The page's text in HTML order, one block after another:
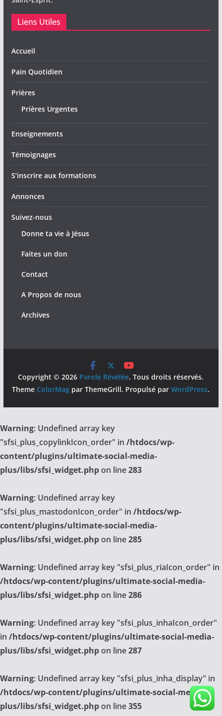
Liens Utiles
Accueil
Pain Quotidien
Prières
Prières Urgentes
Enseignements
Témoignages
S’inscrire aux formations
Annonces
Suivez-nous
Donne ta vie à Jésus
Faites un don
Contact
A Propos de nous
Archives
Copyright © 2026 Parole Révélée. Tous droits réservés.
Theme ColorMag par ThemeGrill. Propulsé parWordPress.
Warning: Undefined array key
"sfsi_plus_copylinkIcon_order" in /htdocs/wp-
content/plugins/ultimate-social-media-
plus/libs/sfsi_widget.phpon line283
Warning: Undefined array key
"sfsi_plus_mastodonIcon_order" in /htdocs/wp-
content/plugins/ultimate-social-media-
plus/libs/sfsi_widget.phpon line285
Warning: Undefined array key "sfsi_plus_riaIcon_order" in
/htdocs/wp-content/plugins/ultimate-social-media-
plus/libs/sfsi_widget.phpon line286
Warning: Undefined array key "sfsi_plus_inhaIcon_order"
in /htdocs/wp-content/plugins/ultimate-social-media-
plus/libs/sfsi_widget.phpon line287
Warning: Undefined array key "sfsi_plus_inha_display" in
/htdocs/wp-content/plugins/ultimate-social-media-
plus/libs/sfsi_widget.phpon line355